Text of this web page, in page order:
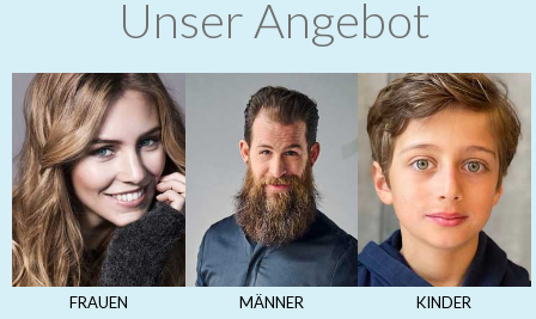
Unser Angebot
FRAUEN MÄNNER KINDER